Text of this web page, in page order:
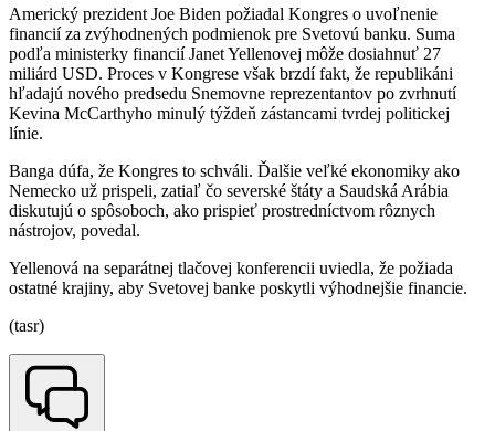
Americký prezident Joe Biden požiadal Kongres o uvoľnenie
financií za zvýhodnených podmienok pre Svetovú banku. Suma
podľa ministerky financií Janet Yellenovej môže dosiahnuť 27
miliárd USD. Proces v Kongrese však brzdí fakt, že republikáni
hľadajú nového predsedu Snemovne reprezentantov po zvrhnutí
Kevina McCarthyho minulý týždeň zástancami tvrdej politickej
línie.
Banga dúfa, že Kongres to schváli. Ďalšie veľké ekonomiky ako
Nemecko už prispeli, zatiaľ čo severské štáty a Saudská Arábia
diskutujú o spôsoboch, ako prispieť prostredníctvom rôznych
nástrojov, povedal.
Yellenová na separátnej tlačovej konferencii uviedla, že požiada
ostatné krajiny, aby Svetovej banke poskytli výhodnejšie financie.
(tasr)